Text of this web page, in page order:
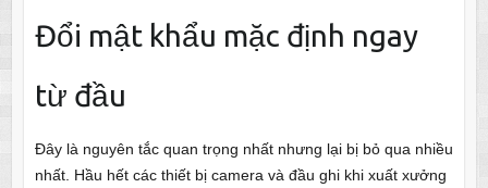
Đổi mật khẩu mặc định ngay
từ đầu
Đây là nguyên tắc quan trọng nhất nhưng lại bị bỏ qua nhiều
nhất. Hầu hết các thiết bị camera và đầu ghi khi xuất xưởng